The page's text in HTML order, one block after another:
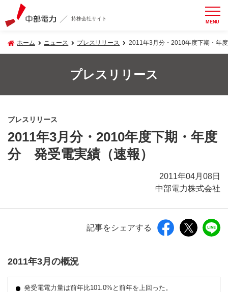
持株会社サイト MENU
ホーム ニュース プレスリリース 2011年3月分・2010年度下期・年
プレスリリース
プレスリリース
2011年3月分・2010年度下期・年度
分 発受電実績（速報）
2011年04月08日
中部電力株式会社
記事をシェアする
2011年3月の概況
発受電電力量は前年比101.0%と前年を上回った。